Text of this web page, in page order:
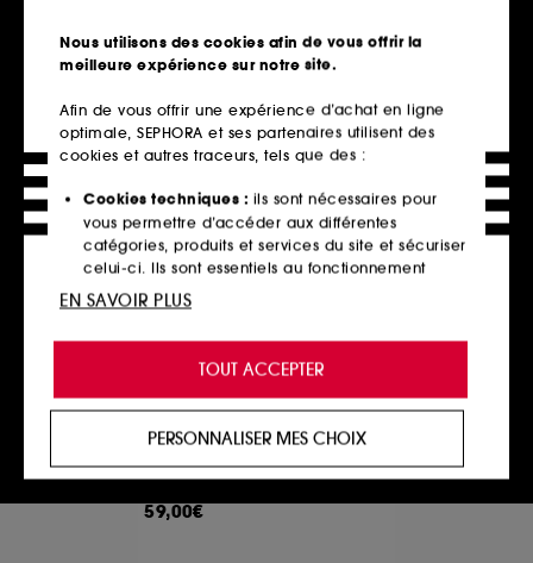
Ajouter au panier Ajouter au panier
JO MALONE LONDON
Scent Layering Kit
Coffret de combinaison olfactive
59,00€
Nous utilisons des cookies afin de vous offrir la
meilleure expérience sur notre site.
Afin de vous offrir une expérience d’achat en ligne
optimale, SEPHORA et ses partenaires utilisent des
cookies et autres traceurs, tels que des :
Cookies techniques : ils sont nécessaires pour
vous permettre d’accéder aux différentes
catégories, produits et services du site et sécuriser
celui-ci. Ils sont essentiels au fonctionnement
technique du site et ne peuvent être désactivés.
de vous offrir une expérience enrichie et
personnalisée en vous recommandant des
produits, des services et des contenus qui
proposer des offres promotionnelles adaptées à
votre profil.
Cookies réseaux sociaux et publicité :
TOUT ACCEPTER
PERSONNALISER MES CHOIX
EN SAVOIR PLUS